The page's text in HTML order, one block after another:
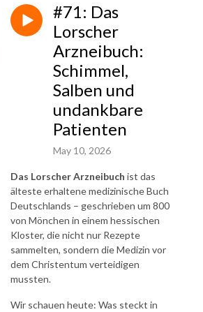
#71: Das
Lorscher
Arzneibuch:
Schimmel,
Salben und
undankbare
Patienten
May 10, 2026
Das Lorscher Arzneibuch ist das
älteste erhaltene medizinische Buch
Deutschlands – geschrieben um 800
von Mönchen in einem hessischen
Kloster, die nicht nur Rezepte
sammelten, sondern die Medizin vor
dem Christentum verteidigen
mussten.
Wir schauen heute: Was steckt in